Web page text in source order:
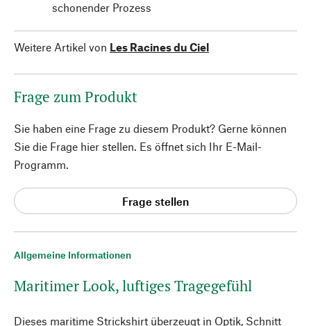
Allgemeine Informationen
Maritimer Look, luftiges Tragegefühl
Dieses maritime Strickshirt überzeugt in Optik, Schnitt
schonender Prozess
Weitere Artikel von Les Racines du Ciel
Frage zum Produkt
Sie haben eine Frage zu diesem Produkt? Gerne können
Sie die Frage hier stellen. Es öffnet sich Ihr E-Mail-
Programm.
Frage stellen